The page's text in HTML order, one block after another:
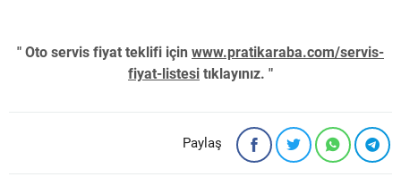
" Oto servis fiyat teklifi için www.pratikaraba.com/servis-
fiyat-listesi tıklayınız. "
Paylaş